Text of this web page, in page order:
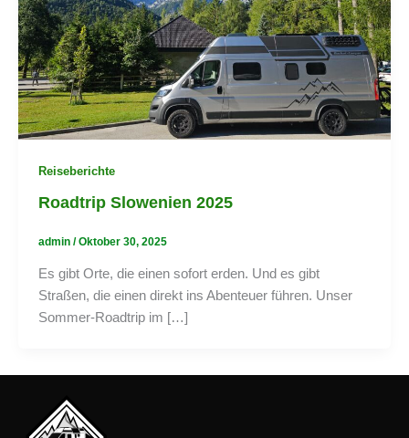
Reiseberichte
Roadtrip Slowenien 2025
admin /Oktober 30, 2025
Es gibt Orte, die einen sofort erden. Und es gibt
Straßen, die einen direkt ins Abenteuer führen. Unser
Sommer-Roadtrip im […]